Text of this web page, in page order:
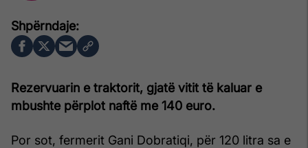
Rezervuarin e traktorit, gjatë vitit të kaluar e
mbushte përplot naftë me 140 euro.
Por sot, fermerit Gani Dobratiqi, për 120 litra sa e